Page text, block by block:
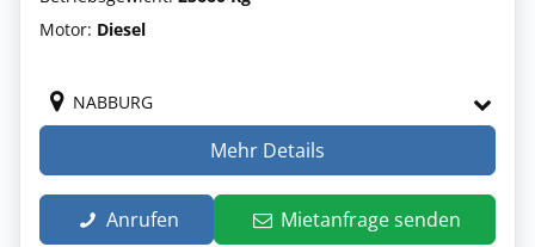
Motor: Diesel
NABBURG
Mehr Details
Anrufen Mietanfrage senden